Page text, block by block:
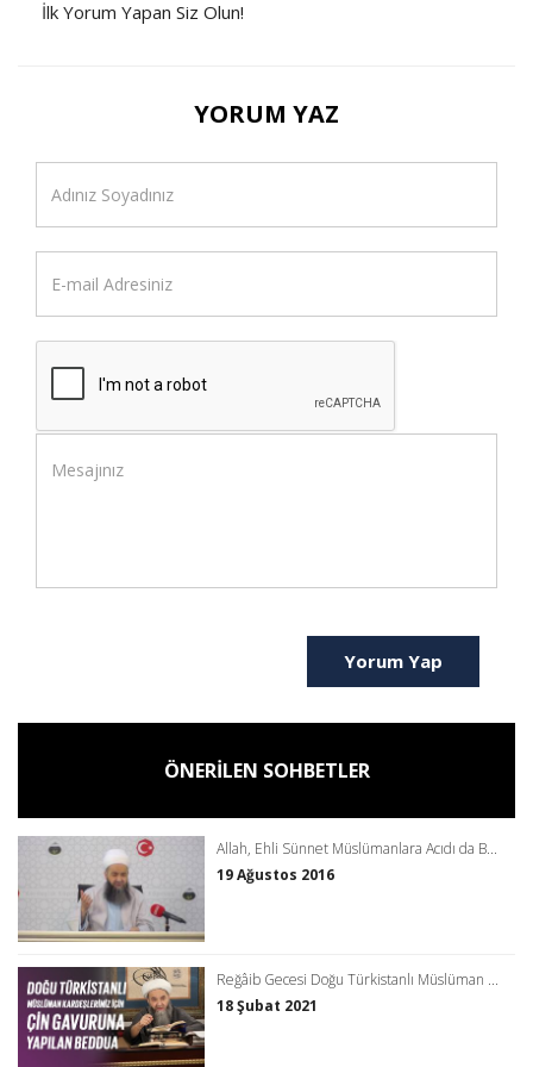
İlk Yorum Yapan Siz Olun!
YORUM YAZ
Yorum Yap
ÖNERİLEN SOHBETLER
Allah, Ehli Sünnet Müslümanlara Acıdı da B...
19 Ağustos 2016
Reğâib Gecesi Doğu Türkistanlı Müslüman ...
18 Şubat 2021